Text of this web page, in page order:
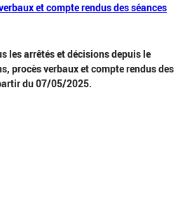
et compte rendus des séances
les arrêtés et décisions depuis le
procès verbaux et compte rendus des
du 07/05/2025.